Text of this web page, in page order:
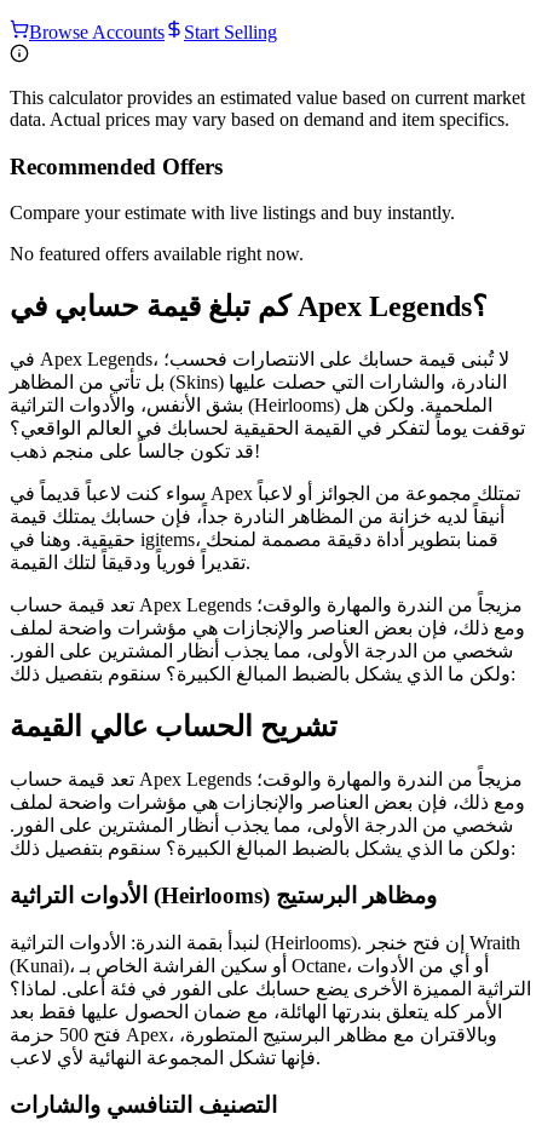
Browse Accounts Start Selling
This calculator provides an estimated value based on current market
data. Actual prices may vary based on demand and item specifics.
Recommended Offers
Compare your estimate with live listings and buy instantly.
No featured offers available right now.
كم تبلغ قيمة حسابي في Apex Legends؟
في Apex Legends، لا تُبنى قيمة حسابك على الانتصارات فحسب؛
بل تأتي من المظاهر (Skins) النادرة، والشارات التي حصلت عليها
بشق الأنفس، والأدوات التراثية (Heirlooms) الملحمية. ولكن هل
توقفت يوماً لتفكر في القيمة الحقيقية لحسابك في العالم الواقعي؟
قد تكون جالساً على منجم ذهب!
سواء كنت لاعباً قديماً في Apex تمتلك مجموعة من الجوائز أو لاعباً
أنيقاً لديه خزانة من المظاهر النادرة جداً، فإن حسابك يمتلك قيمة
حقيقية. وهنا في igitems، قمنا بتطوير أداة دقيقة مصممة لمنحك
تقديراً فورياً ودقيقاً لتلك القيمة.
تعد قيمة حساب Apex Legends مزيجاً من الندرة والمهارة والوقت؛
ومع ذلك، فإن بعض العناصر والإنجازات هي مؤشرات واضحة لملف
شخصي من الدرجة الأولى، مما يجذب أنظار المشترين على الفور.
ولكن ما الذي يشكل بالضبط المبالغ الكبيرة؟ سنقوم بتفصيل ذلك:
تشريح الحساب عالي القيمة
تعد قيمة حساب Apex Legends مزيجاً من الندرة والمهارة والوقت؛
ومع ذلك، فإن بعض العناصر والإنجازات هي مؤشرات واضحة لملف
شخصي من الدرجة الأولى، مما يجذب أنظار المشترين على الفور.
ولكن ما الذي يشكل بالضبط المبالغ الكبيرة؟ سنقوم بتفصيل ذلك:
الأدوات التراثية (Heirlooms) ومظاهر البرستيج
لنبدأ بقمة الندرة: الأدوات التراثية (Heirlooms). إن فتح خنجر Wraith
(Kunai)، أو سكين الفراشة الخاص بـ Octane، أو أي من الأدوات
التراثية المميزة الأخرى يضع حسابك على الفور في فئة أعلى. لماذا؟
الأمر كله يتعلق بندرتها الهائلة، مع ضمان الحصول عليها فقط بعد
فتح 500 حزمة Apex، وبالاقتران مع مظاهر البرستيج المتطورة،
فإنها تشكل المجموعة النهائية لأي لاعب.
التصنيف التنافسي والشارات